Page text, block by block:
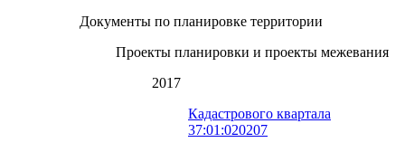
Документы по планировке территории
Проекты планировки и проекты межевания
2017
Кадастрового квартала
37:01:020207